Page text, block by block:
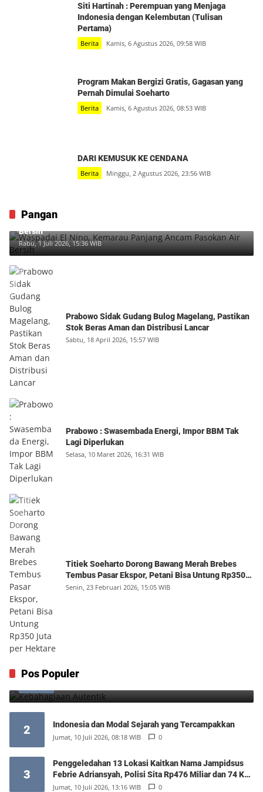
Siti Hartinah : Perempuan yang Menjaga
Indonesia dengan Kelembutan (Tulisan
Pertama)
Berita Kamis, 6 Agustus 2026, 09:58 WIB
Program Makan Bergizi Gratis, Gagasan yang
Pernah Dimulai Soeharto
Berita Kamis, 6 Agustus 2026, 08:53 WIB
DARI KEMUSUK KE CENDANA
Berita Minggu, 2 Agustus 2026, 23:56 WIB
Pangan
Waspadai El Nino, Kemarau Panjang Ancam Pasokan Air
Bersih
Rabu, 1 Juli 2026, 15:36 WIB
Prabowo Sidak Gudang Bulog Magelang, Pastikan
Stok Beras Aman dan Distribusi Lancar
Sabtu, 18 April 2026, 15:57 WIB
Prabowo : Swasembada Energi, Impor BBM Tak
Lagi Diperlukan
Selasa, 10 Maret 2026, 16:31 WIB
Titiek Soeharto Dorong Bawang Merah Brebes
Tembus Pasar Ekspor, Petani Bisa Untung Rp350
Juta per Hektare
Senin, 23 Februari 2026, 15:05 WIB
Pos Populer
1 Kebahagiaan Autentik
2 Indonesia dan Modal Sejarah yang Tercampakkan
Jumat, 10 Juli 2026, 08:18 WIB 0
3
Penggeledahan 13 Lokasi Kaitkan Nama Jampidsus
Febrie Adriansyah, Polisi Sita Rp476 Miliar dan 74 Kg
Emas
Jumat, 10 Juli 2026, 13:16 WIB 0